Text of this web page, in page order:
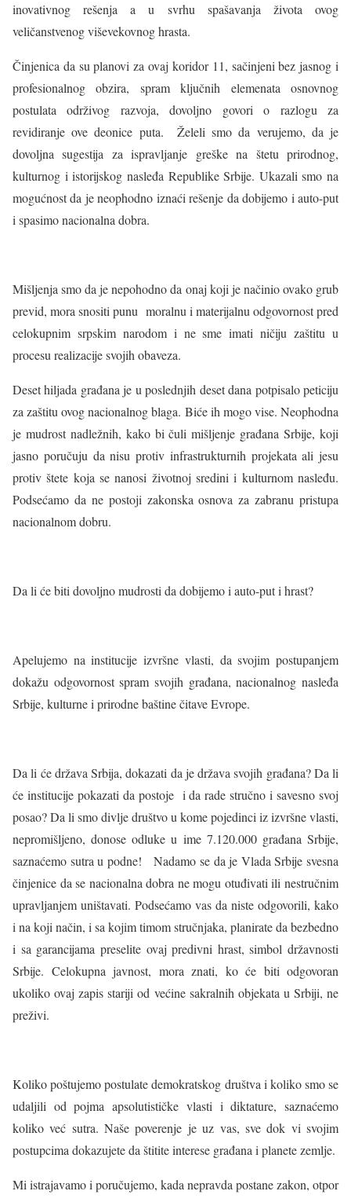
inovativnog rešenja a u svrhu spašavanja života ovog
veličanstvenog viševekovnog hrasta.
Činjenica da su planovi za ovaj koridor 11, sačinjeni bez jasnog i
profesionalnog obzira, spram ključnih elemenata osnovnog
postulata održivog razvoja, dovoljno govori o razlogu za
revidiranje ove deonice puta. Želeli smo da verujemo, da je
dovoljna sugestija za ispravljanje greške na štetu prirodnog,
kulturnog i istorijskog nasleđa Republike Srbije. Ukazali smo na
mogućnost da je neophodno iznaći rešenje da dobijemo i auto-put
i spasimo nacionalna dobra.
Mišljenja smo da je nepohodno da onaj koji je načinio ovako grub
previd, mora snositi punu moralnu i materijalnu odgovornost pred
celokupnim srpskim narodom i ne sme imati ničiju zaštitu u
procesu realizacije svojih obaveza.
Deset hiljada građana je u poslednjih deset dana potpisalo peticiju
za zaštitu ovog nacionalnog blaga. Biće ih mogo vise. Neophodna
je mudrost nadležnih, kako bi čuli mišljenje građana Srbije, koji
jasno poručuju da nisu protiv infrastrukturnih projekata ali jesu
protiv štete koja se nanosi životnoj sredini i kulturnom nasleđu.
Podsećamo da ne postoji zakonska osnova za zabranu pristupa
nacionalnom dobru.
Da li će biti dovoljno mudrosti da dobijemo i auto-put i hrast?
Apelujemo na institucije izvršne vlasti, da svojim postupanjem
dokažu odgovornost spram svojih građana, nacionalnog nasleđa
Srbije, kulturne i prirodne baštine čitave Evrope.
Da li će država Srbija, dokazati da je država svojih građana? Da li
će institucije pokazati da postoje i da rade stručno i savesno svoj
posao? Da li smo divlje društvo u kome pojedinci iz izvršne vlasti,
nepromišljeno, donose odluke u ime 7.120.000 građana Srbije,
saznaćemo sutra u podne! Nadamo se da je Vlada Srbije svesna
činjenice da se nacionalna dobra ne mogu otuđivati ili nestručnim
upravljanjem uništavati. Podsećamo vas da niste odgovorili, kako
i na koji način, i sa kojim timom stručnjaka, planirate da bezbedno
i sa garancijama preselite ovaj predivni hrast, simbol državnosti
Srbije. Celokupna javnost, mora znati, ko će biti odgovoran
ukoliko ovaj zapis stariji od većine sakralnih objekata u Srbiji, ne
preživi.
Koliko poštujemo postulate demokratskog društva i koliko smo se
udaljili od pojma apsolutističke vlasti i diktature, saznaćemo
koliko već sutra. Naše poverenje je uz vas, sve dok vi svojim
postupcima dokazujete da štitite interese građana i planete zemlje.
Mi istrajavamo i poručujemo, kada nepravda postane zakon, otpor